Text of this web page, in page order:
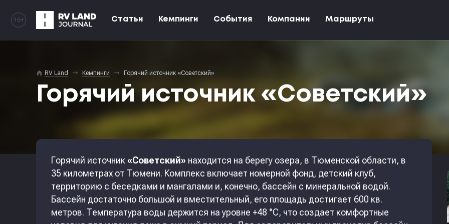
Статьи Кемпинги События Компании Маршруты
16+
home RV Land Кемпинги Горячий источник «Советский»
Горячий источник «Советский»
Горячий источник «Советский» находится на берегу озера, в Тюменской области, в
35 километрах от Тюмени. Комплекс включает номерной фонд, детский клуб,
территорию с беседками и мангалами и, конечно, бассейн с минеральной водой.
Бассейн достаточно большой и вместительный, его площадь достигает 600 кв.
метров. Температура воды держится на уровне +48 °C, что создает комфортные